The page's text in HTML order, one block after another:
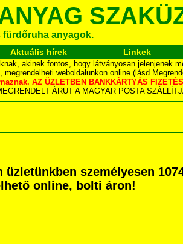
fürdőruha anyagok.
Aktuális hírek Linkek
akinek fontos, hogy látványosan jelenjenek
, megrendelheti weboldalunkon online (lásd
AZ ÜZLETBEN BANKKÁRTYÁS
ÁRUT A MAGYAR POSTA
személyesen
online, bolti áron!